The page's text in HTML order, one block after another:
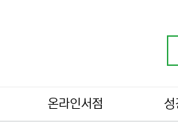
온라인서점 성